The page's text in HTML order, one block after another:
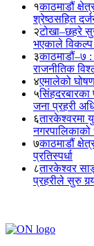
१काठमाडौं
श्रेष्ठसहित
२टोखा–छहरे
भएकाले विकल्प
३काठमाडौं–७
राजनीतिक
४एमालेको
५सिंहदरबारका
जना प्रहरी
६तारकेश्वरमा
नगरपालिकाको
७काठमाडौं
प्रतिस्पर्धा
८तारकेश्वर
प्रहरीले सुरु